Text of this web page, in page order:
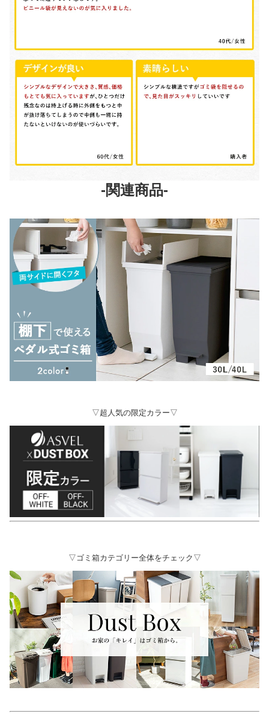
-関連商品-
▽超人気の限定カラー▽
▽ゴミ箱カテゴリー全体をチェック▽